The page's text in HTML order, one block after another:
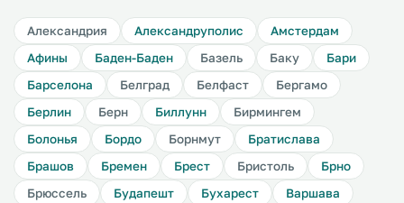
Александрия Александруполис
Амстердам
Афины
Баден-Баден Базель Баку
Бари
Барселона
Белград Белфаст
Бергамо
Берлин
Берн Биллунн
Бирмингем
Болонья
Бордо Борнмут
Братислава
Брашов
Бремен Брест Бристоль
Брно
Брюссель
Будапешт Бухарест
Варшава